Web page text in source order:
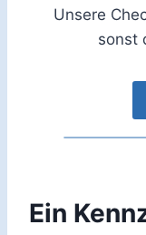
Unsere
sonst
Ein